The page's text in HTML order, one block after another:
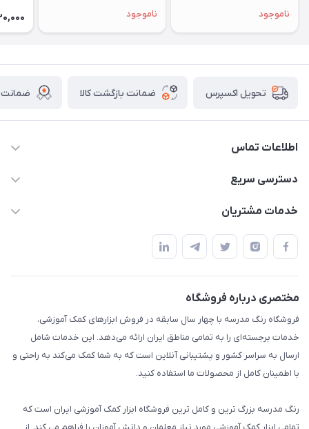
ناموجود ناموجود
تحویل اکسپرس ضمانت بازگشت کالا ضمانت
اطلاعات تماس
02136781755
دسترسی سریع
پلنر و دفتر
استایل معلم و دانش آموز
بازی و نمایش
تزئین کلاس
طرح های تشویقی
گیفت ها و جوایز
سایر محصولات
خدمات مشتریان
قوانین و مقررات
حریم خصوصی
مختصری درباره فروشگاه
فروشگاه رنگ مدرسه با چهار سال سابقه در فروش ابزارهای کمک آموزشی،
خدمات برجسته‌ای را به تمامی مناطق ایران ارائه می‌دهد. این خدمات شامل
ارسال به سراسر کشور و پشتیبانی آنلاین است که به شما کمک می‌کند به راحتی و
با اطمینان کامل از محصولات ما استفاده کنید.
رنگ مدرسه بزرگ ترین و کامل ترین فروشگاه ابزار کمک آموزشی ایران است که